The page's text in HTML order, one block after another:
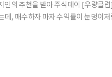
, 매수하자 마자 수익률이 눈덩이처